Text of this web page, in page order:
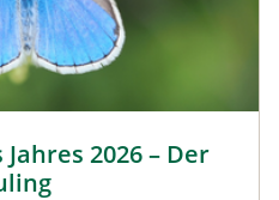
2026 – Der